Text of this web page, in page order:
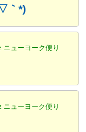
｀*)
ューヨーク便り
ューヨーク便り